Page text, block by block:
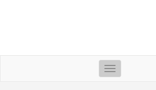
Toggle
navigation